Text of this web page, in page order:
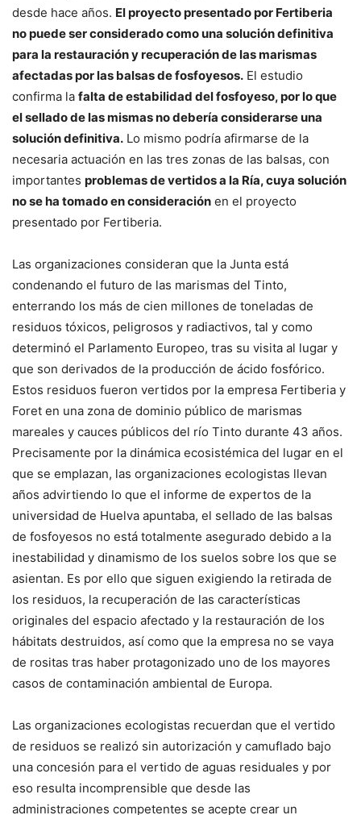
desde hace años. El proyecto presentado por Fertiberia
no puede ser considerado como una solución definitiva
para la restauración y recuperación de las marismas
afectadas por las balsas de fosfoyesos. El estudio
confirma la falta de estabilidad del fosfoyeso, por lo que
el sellado de las mismas no debería considerarse una
solución definitiva. Lo mismo podría afirmarse de la
necesaria actuación en las tres zonas de las balsas, con
importantes problemas de vertidos a la Ría, cuya solución
no se ha tomado en consideración en el proyecto
presentado por Fertiberia.
Las organizaciones consideran que la Junta está
condenando el futuro de las marismas del Tinto,
enterrando los más de cien millones de toneladas de
residuos tóxicos, peligrosos y radiactivos, tal y como
determinó el Parlamento Europeo, tras su visita al lugar y
que son derivados de la producción de ácido fosfórico.
Estos residuos fueron vertidos por la empresa Fertiberia y
Foret en una zona de dominio público de marismas
mareales y cauces públicos del río Tinto durante 43 años.
Precisamente por la dinámica ecosistémica del lugar en el
que se emplazan, las organizaciones ecologistas llevan
años advirtiendo lo que el informe de expertos de la
universidad de Huelva apuntaba, el sellado de las balsas
de fosfoyesos no está totalmente asegurado debido a la
inestabilidad y dinamismo de los suelos sobre los que se
asientan. Es por ello que siguen exigiendo la retirada de
los residuos, la recuperación de las características
originales del espacio afectado y la restauración de los
hábitats destruidos, así como que la empresa no se vaya
de rositas tras haber protagonizado uno de los mayores
casos de contaminación ambiental de Europa.
Las organizaciones ecologistas recuerdan que el vertido
de residuos se realizó sin autorización y camuflado bajo
una concesión para el vertido de aguas residuales y por
eso resulta incomprensible que desde las
administraciones competentes se acepte crear un